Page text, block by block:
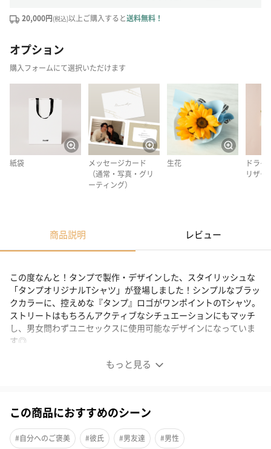
20,000円(税込)以上ご購入すると送料無料！
オプション
購入フォームにて選択いただけます
紙袋
メッセージカード
（通常・写真・グリ
ーティング）
生花
ドライ
リザー
商品説明 レビュー
もっと見る
この度なんと！タンプで製作・デザインした、スタイリッシュな
「タンプオリジナルTシャツ」が登場しました！シンプルなブラッ
クカラーに、控えめな『タンプ』ロゴがワンポイントのTシャツ。
ストリートはもちろんアクティブなシチュエーションにもマッチ
し、男女問わずユニセックスに使用可能なデザインになっていま
す◎
幅広いコーディネートのアクセントに◎
シンプルなブラックカラーに、控えめな『タンプ』ロゴがワンポ
イントのTシャツ。
主張しすぎない「タンプオリジナルロゴT」はスタイリングに取り
この商品におすすめのシーン
#自分へのご褒美 #彼氏 #男友達 #男性